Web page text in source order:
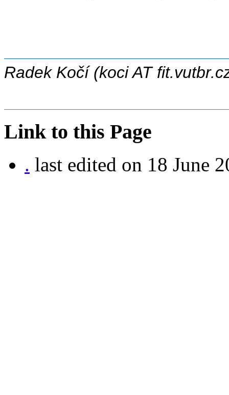
Radek Kočí (koci AT
Link to this Page
. last edited on 18 June